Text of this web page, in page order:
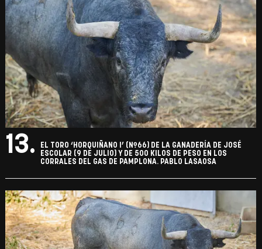
13.
EL TORO ‘HORQUIÑANO I’ (Nº66) DE LA GANADERÍA DE JOSÉ
ESCOLAR (9 DE JULIO) Y DE 500 KILOS DE PESO EN LOS
CORRALES DEL GAS DE PAMPLONA. PABLO LASAOSA